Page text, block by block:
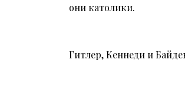
они католики.
Гитлер, Кеннеди и